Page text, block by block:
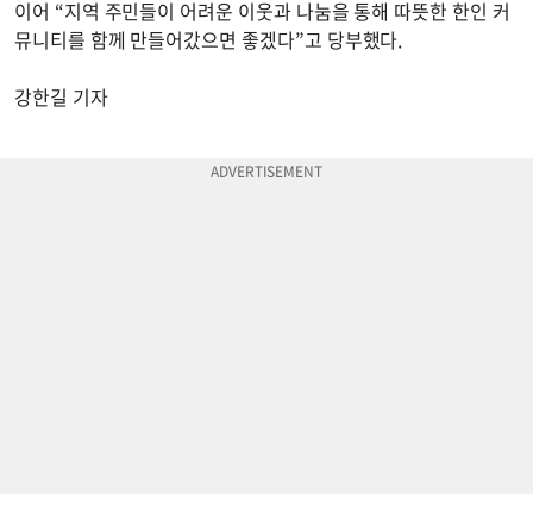
이어 “지역 주민들이 어려운 이웃과 나눔을 통해 따뜻한 한인 커
뮤니티를 함께 만들어갔으면 좋겠다”고 당부했다.
강한길 기자